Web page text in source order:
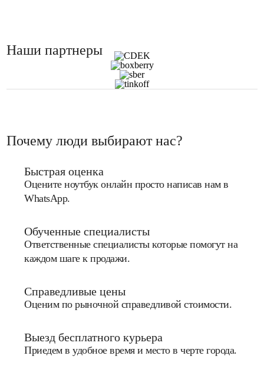
Наши партнеры
Почему люди выбирают нас?
Быстрая оценка
Оцените ноутбук онлайн просто написав нам в
WhatsApp.
Обученные специалисты
Ответственные специалисты которые помогут на
каждом шаге к продажи.
Справедливые цены
Оценим по рыночной справедливой стоимости.
Выезд бесплатного курьера
Приедем в удобное время и место в черте города.